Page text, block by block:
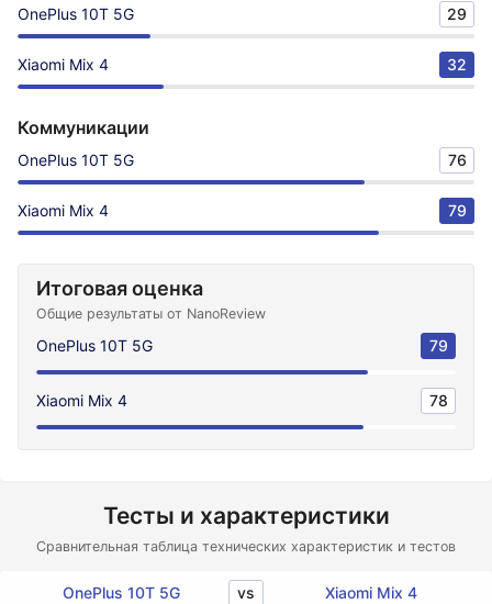
OnePlus 10T 5G 29
Xiaomi Mix 4 32
Коммуникации
OnePlus 10T 5G 76
Xiaomi Mix 4 79
Итоговая оценка
Общие результаты от NanoReview
OnePlus 10T 5G 79
Xiaomi Mix 4 78
Тесты и характеристики
Сравнительная таблица технических характеристик и тестов
OnePlus 10T 5G vs Xiaomi Mix 4